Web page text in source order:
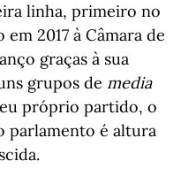
linha, primeiro no
2017 à Câmara de
graças à sua
grupos de media
próprio partido, o
parlamento é altura